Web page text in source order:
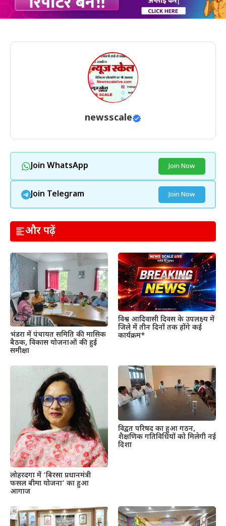
newsscale
Join WhatsApp Join Now
Join Telegram Join Now
और पढ़ें
भंडरा में पंचायत समिति की मासिक
बैठक, विकास योजनाओं की हुई
समीक्षा
विश्व आदिवासी दिवस के उपलक्ष्य में
जिले में तीन दिनों तक होंगे कई
कार्यक्रम*
लोहरदगा में ‘बिरसा प्रधानमंत्री
फसल बीमा योजना’ का हुआ
आगाज
विद्वत परिषद का हुआ गठन,
शैक्षणिक गतिविधियों को मिलेगी नई
दिशा